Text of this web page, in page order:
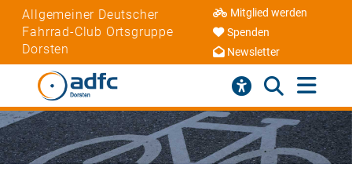
Allgemeiner Deutscher
Fahrrad-Club Ortsgruppe
Dorsten
Mitglied werden
Spenden
Newsletter